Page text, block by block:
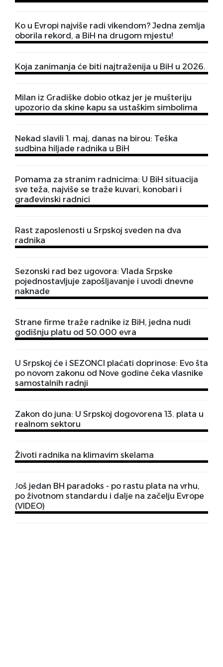
Ko u Evropi najviše radi vikendom? Jedna zemlja
oborila rekord, a BiH na drugom mjestu!
Koja zanimanja će biti najtraženija u BiH u 2026.
Milan iz Gradiške dobio otkaz jer je mušteriju
upozorio da skine kapu sa ustaškim simbolima
Nekad slavili 1. maj, danas na birou: Teška
sudbina hiljade radnika u BiH
Pomama za stranim radnicima: U BiH situacija
sve teža, najviše se traže kuvari, konobari i
građevinski radnici
Rast zaposlenosti u Srpskoj sveden na dva
radnika
Sezonski rad bez ugovora: Vlada Srpske
pojednostavljuje zapošljavanje i uvodi dnevne
naknade
Strane firme traže radnike iz BiH, jedna nudi
godišnju platu od 50.000 evra
U Srpskoj će i SEZONCI plaćati doprinose: Evo šta
po novom zakonu od Nove godine čeka vlasnike
samostalnih radnji
Zakon do juna: U Srpskoj dogovorena 13. plata u
realnom sektoru
Životi radnika na klimavim skelama
Јoš jedan BH paradoks - po rastu plata na vrhu,
po životnom standardu i dalje na začelju Evrope
(VIDEO)